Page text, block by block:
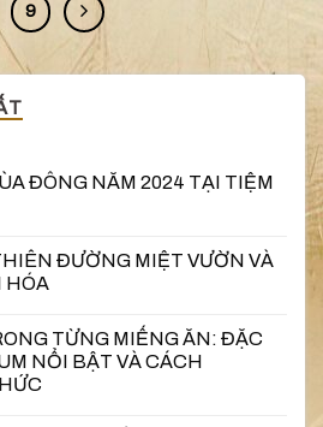
9
ĐÔNG NĂM 2024 TẠI TIỆM
ĐƯỜNG MIỆT VƯỜN VÀ
HÓA
TỪNG MIẾNG ĂN: ĐẶC
NỔI BẬT VÀ CÁCH